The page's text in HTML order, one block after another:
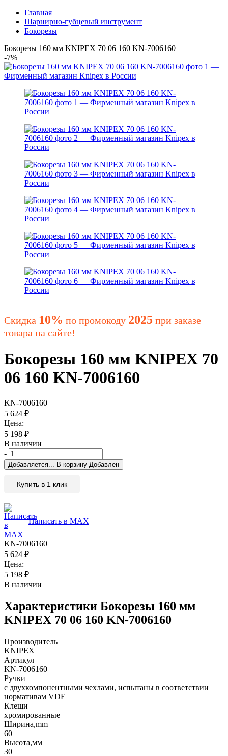
Главная
Шарнирно-губцевый инструмент
Бокорезы
Бокорезы 160 мм KNIPEX 70 06 160 KN-7006160
-7%
Скидка 10% по промокоду 2025 при заказе
товара на сайте!
Бокорезы 160 мм KNIPEX 70
06 160 KN-7006160
KN-7006160
5 624 ₽
Цена:
5 198 ₽
В наличии
-
+
Добавляется... В корзину Добавлен
Купить в 1 клик
Написать в MAX
KN-7006160
5 624 ₽
Цена:
5 198 ₽
В наличии
Характеристики Бокорезы 160 мм
KNIPEX 70 06 160 KN-7006160
Производитель
KNIPEX
Артикул
KN-7006160
Ручки
с двухкомпонентными чехлами, испытаны в соответствии
нормативам VDE
Клещи
хромированные
Ширина,mm
60
Высота,мм
30